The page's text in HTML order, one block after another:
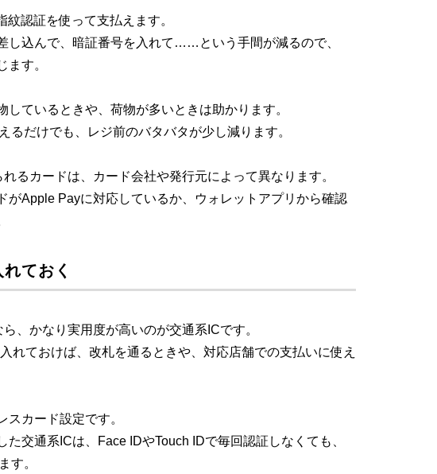
認証を使って支払えます。
し込んで、暗証番号を入れて……という手間が減るので、
ます。
しているときや、荷物が多いときは助かります。
るだけでも、レジ前のバタバタが少し減ります。
るカードは、カード会社や発行元によって異なります。
がApple Payに対応しているか、ウォレットアプリから確認
ておく
、かなり実用度が高いのが交通系ICです。
れておけば、改札を通るときや、対応店舗での支払いに使え
スカード設定です。
た交通系ICは、Face IDやTouch IDで毎回認証しなくても、
す。